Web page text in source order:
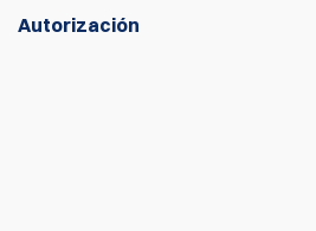
Autorización